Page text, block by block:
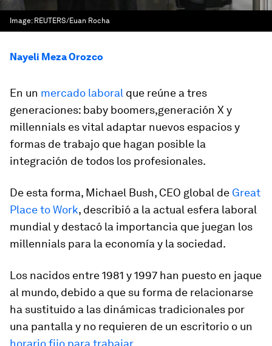
Image: REUTERS/Euan Rocha
Nayeli Meza Orozco
En un mercado laboral que reúne a tres
generaciones: baby boomers,generación X y
millennials es vital adaptar nuevos espacios y
formas de trabajo que hagan posible la
integración de todos los profesionales.
De esta forma, Michael Bush, CEO global de Great
Place to Work, describió a la actual esfera laboral
mundial y destacó la importancia que juegan los
millennials para la economía y la sociedad.
Los nacidos entre 1981 y 1997 han puesto en jaque
al mundo, debido a que su forma de relacionarse
ha sustituido a las dinámicas tradicionales por
una pantalla y no requieren de un escritorio o un
horario fijo para trabajar.